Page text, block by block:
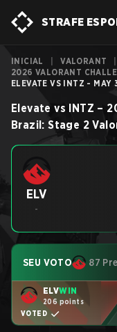
STRAFE
INICIAL VALORANT
2026 VALORANT
ELEVATE VS INTZ - MAY
Elevate vs INTZ –
Brazil: Stage 2
ELV
-
SEU VOTO 87
ELVWIN
206 points
VOTED